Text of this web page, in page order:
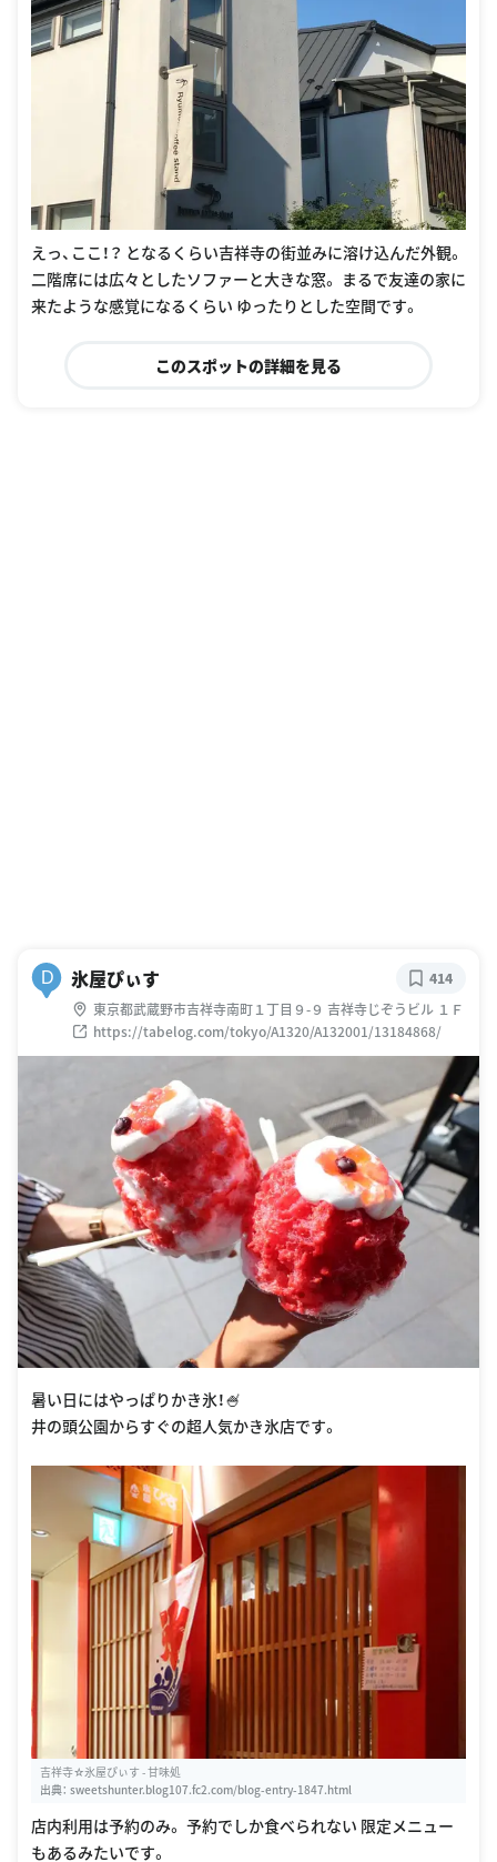
えっ、ここ！？ となるくらい吉祥寺の街並みに溶け込んだ外観。
二階席には広々としたソファーと大きな窓。 まるで友達の家に
来たような感覚になるくらい ゆったりとした空間です。
このスポットの詳細を見る
D 氷屋ぴぃす
東京都武蔵野市吉祥寺南町１丁目９-９ 吉祥寺じぞうビル １Ｆ
https://tabelog.com/tokyo/A1320/A132001/13184868/
414
暑い日にはやっぱりかき氷！🍧
井の頭公園からすぐの超人気かき氷店です。
吉祥寺☆氷屋ぴぃす - 甘味処
出典： sweetshunter.blog107.fc2.com/blog-entry-1847.html
店内利用は予約のみ。 予約でしか食べられない 限定メニュー
もあるみたいです。